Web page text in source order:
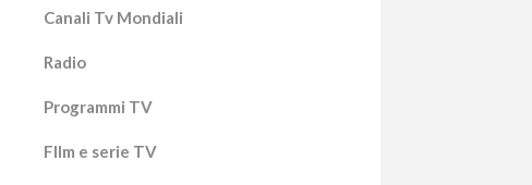
Canali Tv Mondiali
Radio
Programmi TV
Fllm e serie TV